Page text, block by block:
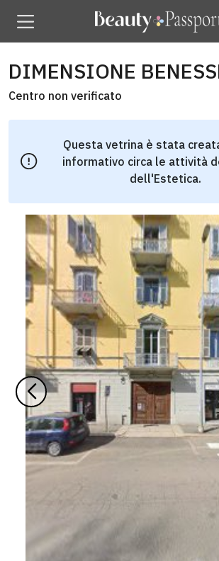
DIMENSIONE
Centro non verificato
Questa vetrina è stata
informativo circa le attività
dell'Estetica.